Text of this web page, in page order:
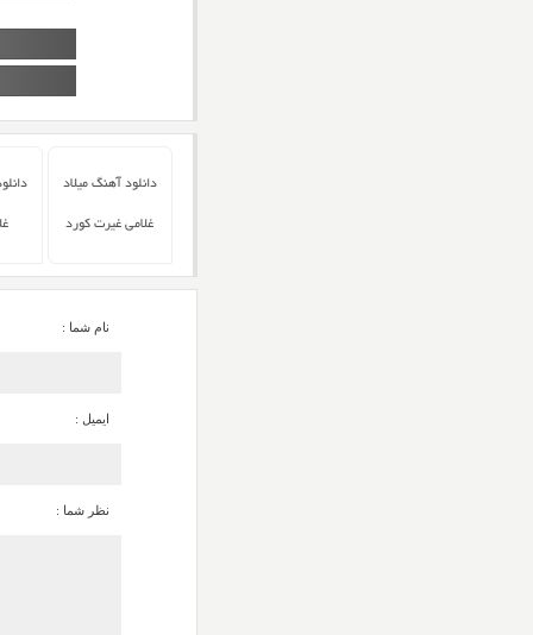
دانلود آهنگ میلاد
غلامی غیرت کورد
نام شما :
ایمیل :
نظر شما :